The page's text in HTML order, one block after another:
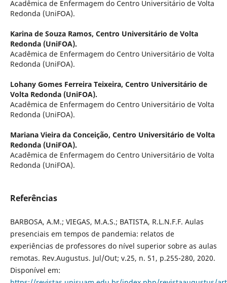
Acadêmica de Enfermagem do Centro Universitário de Volta
Redonda (UniFOA).
Karina de Souza Ramos, Centro Universitário de Volta
Redonda (UniFOA).
Acadêmica de Enfermagem do Centro Universitário de Volta
Redonda (UniFOA).
Lohany Gomes Ferreira Teixeira, Centro Universitário de
Volta Redonda (UniFOA).
Acadêmica de Enfermagem do Centro Universitário de Volta
Redonda (UniFOA).
Mariana Vieira da Conceição, Centro Universitário de Volta
Redonda (UniFOA).
Acadêmica de Enfermagem do Centro Universitário de Volta
Redonda (UniFOA).
Referências
BARBOSA, A.M.; VIEGAS, M.A.S.; BATISTA, R.L.N.F.F. Aulas
presenciais em tempos de pandemia: relatos de
experiências de professores do nível superior sobre as aulas
remotas. Rev.Augustus. Jul/Out; v.25, n. 51, p.255-280, 2020.
Disponível em: